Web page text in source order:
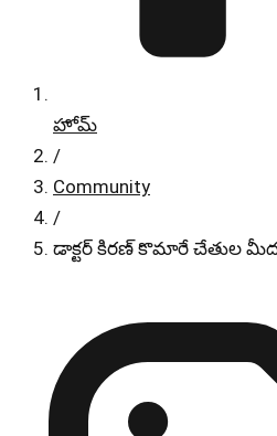
హోమ్
/
Community
/
డాక్టర్ కిరణ్ కొమారే చేతుల